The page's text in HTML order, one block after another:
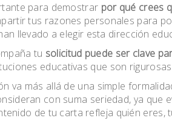
para demostrar por qué crees
tus razones personales para
llevado a elegir esta dirección
tu solicitud puede ser clave
educativas que son
va más allá de una simple
con suma seriedad, ya que
de tu carta refleja quién eres,